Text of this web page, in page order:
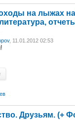
на лыжах
, 11.01.2012 02:53
Друзьям. (+